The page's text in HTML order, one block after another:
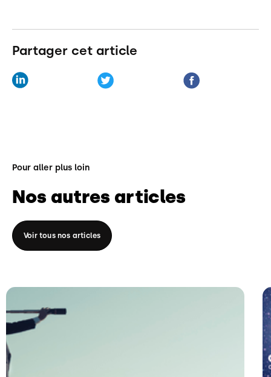
Partager cet article
Pour aller plus loin
Nos autres articles
Voir tous nos articles